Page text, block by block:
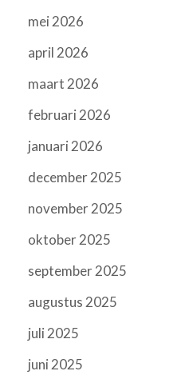
mei 2026
april 2026
maart 2026
februari 2026
januari 2026
december 2025
november 2025
oktober 2025
september 2025
augustus 2025
juli 2025
juni 2025